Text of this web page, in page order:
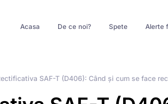
Acasa De ce noi? Spete Alerte
SAF-T (D406): Când și cum se face